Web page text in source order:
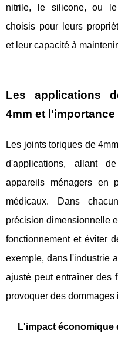
nitrile, le silicone, ou le
choisis pour leurs
et leur capacité à
Les applications
4mm et
Les joints toriques de
d'applications, allant
appareils ménagers en
médicaux. Dans
précision dimensionnelle
fonctionnement et éviter
exemple, dans l'industrie
ajusté peut entraîner des
provoquer des dommages
L'impact économique